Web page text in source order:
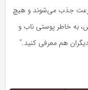
سرعت جذب می‌شوند و هیچ
به خاطر پوستی ناب و
هم معرفی کنید.”